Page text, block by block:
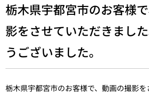
栃木県宇都宮市のお客様
影をさせていただきまし
うございました。
栃木県宇都宮市のお客様で、動画の撮影